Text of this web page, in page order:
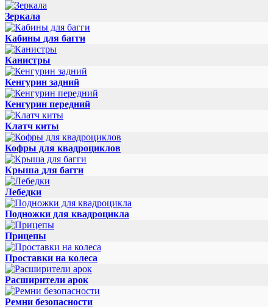
Зеркала
Кабины для багги
Канистры
Кенгурин задний
Кенгурин передний
Клатч киты
Кофры для квадроциклов
Крыша для багги
Лебедки
Подножки для квадроцикла
Прицепы
Проставки на колеса
Расширители арок
Ремни безопасности